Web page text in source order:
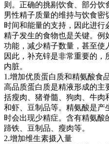
则。正确的挑剔饮食、部分饮
男性精子质量的维持与饮食密
时间和能量的支持，因此进
精子发生的食物也是关键。例
功能，减少精子数量，甚至使
因此，补充锌是非常重要的
内脏。
1.增加优质蛋白质和精氨酸食
高品质蛋白质是精液形成的主
括瘦肉、猪脊髓、狗肉、牛肉
和虾、豆制品等。精氨酸是产
时会出现少精症。含有精氨酸
蹄铁、豆制品、瘦肉等。
2.增加维生素摄入量